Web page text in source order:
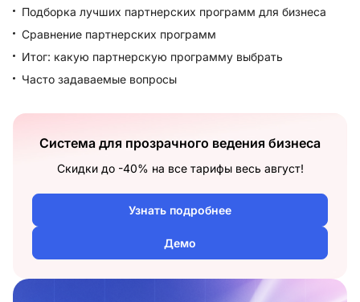
Подборка лучших партнерских программ для бизнеса
Сравнение партнерских программ
Итог: какую партнерскую программу выбрать
Часто задаваемые вопросы
Система для прозрачного ведения бизнеса
Скидки до -40% на все тарифы весь август!
Узнать подробнее
Демо